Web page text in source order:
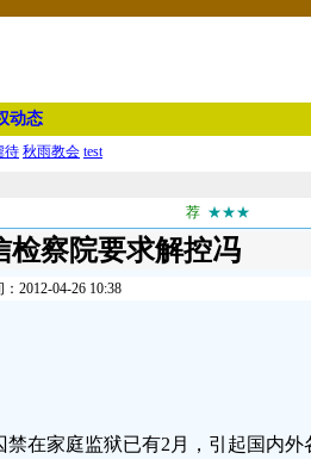
动态
待 秋雨教会 test
荐 ★★★
检察院要求解控冯
2012-04-26 10:38
禁在家庭监狱已有2月，引起国内外